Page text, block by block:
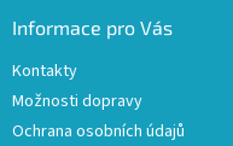
Informace pro Vás
Kontakty
Možnosti dopravy
Ochrana osobních údajů